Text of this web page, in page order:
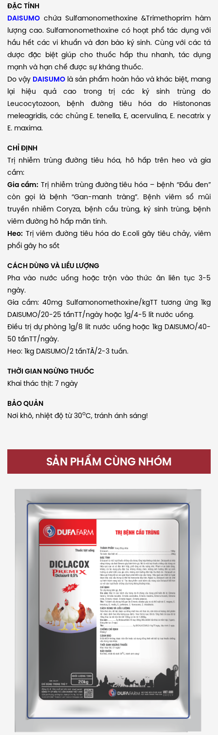
ĐẶC TÍNH
DAISUMO chứa Sulfamonomethoxine &Trimethoprim hàm
lượng cao. Sulfamonomethoxine có hoạt phổ tác dụng với
hầu hết các vi khuẩn và đơn bào ký sinh. Cùng với các tá
dược đặc biệt giúp cho thuốc hấp thu nhanh, tác dụng
mạnh và hạn chế được sự kháng thuốc.
Do vậy DAISUMO là sản phẩm hoàn hảo và khác biệt, mang
lại hiệu quả cao trong trị các ký sinh trùng do
Leucocytozoon, bệnh đường tiêu hóa do Histononas
meleagridis, các chủng E. tenella, E, acervulina, E. necatrix y
E. maxima.
CHỈ ĐỊNH
Trị nhiễm trùng đường tiêu hóa, hô hấp trên heo và gia
cầm:
Gia cầm: Trị nhiễm trùng đường tiêu hóa – bệnh “Đầu đen”
còn gọi là bệnh “Gan-manh tràng”. Bệnh viêm sổ mũi
truyền nhiễm Coryza, bệnh cầu trùng, ký sinh trùng, bệnh
viêm đường hô hấp mãn tính.
Heo: Trị viêm đường tiêu hóa do E.coli gây tiêu chảy, viêm
phổi gây ho sốt
CÁCH DÙNG VÀ LIỀU LƯỢNG
Pha vào nước uống hoặc trộn vào thức ăn liên tục 3-5
ngày.
Gia cầm: 40mg Sulfamonomethoxine/kgTT tương ứng 1kg
DAISUMO/20-25 tấnTT/ngày hoặc 1g/4-5 lít nước uống.
Điều trị dự phòng 1g/8 lít nước uống hoặc 1kg DAISUMO/40-
50 tấnTT/ngày.
Heo: 1kg DAISUMO/2 tấnTĂ/2-3 tuần.
THỜI GIAN NGỪNG THUỐC
Khai thác thịt: 7 ngày
BẢO QUẢN
Nơi khô, nhiệt độ từ30oC, tránh ánh sáng!
SẢN PHẨM CÙNG NHÓM